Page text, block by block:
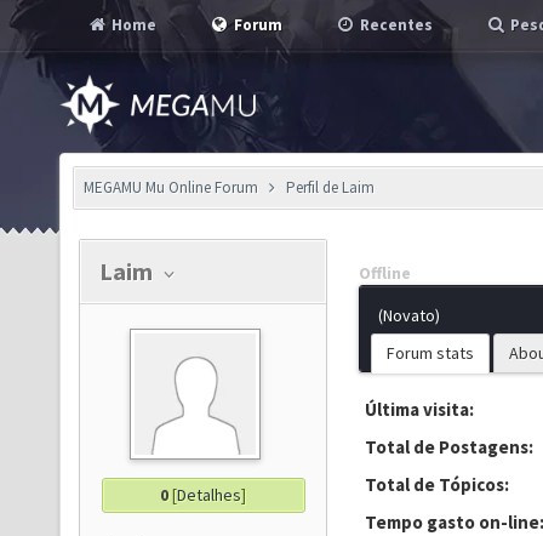
Home Forum Recentes
MEGAMU Mu Online Forum Perfil de Laim
Laim
0[Detalhes]
Offline
(Novato)
Forum stats
Última visita:
Total de Postagens:
Total de Tópicos:
Tempo gasto on-line: